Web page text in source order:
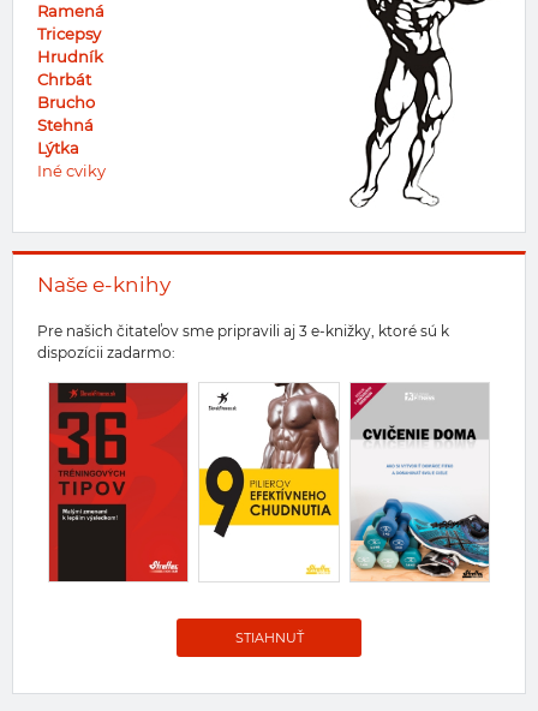
Ramená
Tricepsy
Hrudník
Chrbát
Brucho
Stehná
Lýtka
Iné cviky
Naše e-knihy
Pre našich čitateľov sme pripravili aj 3 e-knižky, ktoré sú k
dispozícii zadarmo:
STIAHNUŤ